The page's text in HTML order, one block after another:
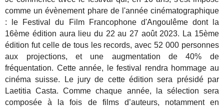
comme un évènement phare de l'année cinématographique
: le Festival du Film Francophone d'Angoulême dont la
16ème édition aura lieu du 22 au 27 août 2023. La 15ème
édition fut celle de tous les records, avec 52 000 personnes
aux projections, et une augmentation de 40% de
fréquentation. Cette année, le festival rendra hommage au
cinéma suisse. Le jury de cette édition sera présidé par
Laetitia Casta. Comme chaque année, la sélection sera
composée à la fois de films d’auteurs, notamment en